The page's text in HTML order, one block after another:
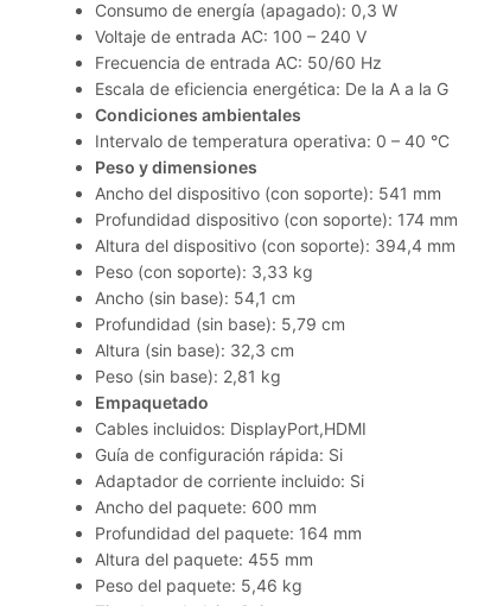
Consumo de energía (apagado): 0,3 W
Voltaje de entrada AC: 100 – 240 V
Frecuencia de entrada AC: 50/60 Hz
Escala de eficiencia energética: De la A a la G
Condiciones ambientales
Intervalo de temperatura operativa: 0 – 40 °C
Peso y dimensiones
Ancho del dispositivo (con soporte): 541 mm
Profundidad dispositivo (con soporte): 174 mm
Altura del dispositivo (con soporte): 394,4 mm
Peso (con soporte): 3,33 kg
Ancho (sin base): 54,1 cm
Profundidad (sin base): 5,79 cm
Altura (sin base): 32,3 cm
Peso (sin base): 2,81 kg
Empaquetado
Cables incluidos: DisplayPort,HDMI
Guía de configuración rápida: Si
Adaptador de corriente incluido: Si
Ancho del paquete: 600 mm
Profundidad del paquete: 164 mm
Altura del paquete: 455 mm
Peso del paquete: 5,46 kg